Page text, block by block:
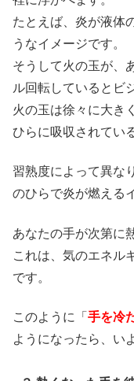
たとえば、炎が液体
うなイメージです。
そうして火の玉が、
ル回転しているとビ
火の玉は徐々に大き
ひらに吸収されてい
習熟度によって異な
のひらで炎が燃える
あなたの手が次第に
これは、気のエネル
です。
このように「 手を冷
ようになったら、い